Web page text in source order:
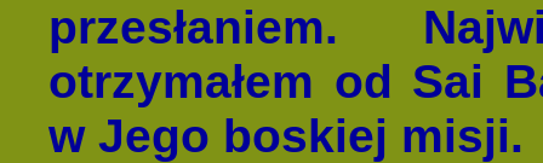
przesłaniem.
otrzymałem od Sai
w Jego boskiej misji.